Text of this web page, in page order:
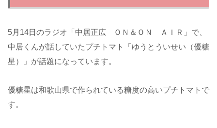
5月14日のラジオ「中居正広 ＯＮ＆ＯＮ ＡＩＲ」で、
中居くんが話していたプチトマト「ゆうとういせい（優糖
星）」が話題になっています。
優糖星は和歌山県で作られている糖度の高いプチトマトで
す。